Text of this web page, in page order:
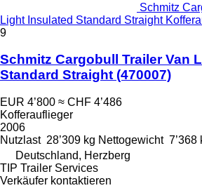
Schmitz
Light Insulated Standard Straight
9
Schmitz Cargobull Trailer Van
Standard Straight (470007)
EUR 4’800 ≈ CHF 4’486
Kofferauflieger
2006
Nutzlast 28’309 kg Nettogewicht 7’368
Deutschland, Herzberg
TIP Trailer Services
Verkäufer kontaktieren